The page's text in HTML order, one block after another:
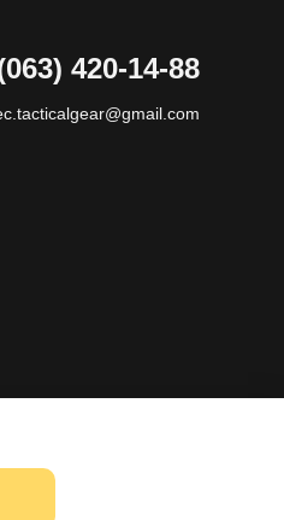
420-14-88